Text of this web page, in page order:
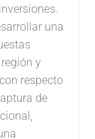
una
y
respecto
de